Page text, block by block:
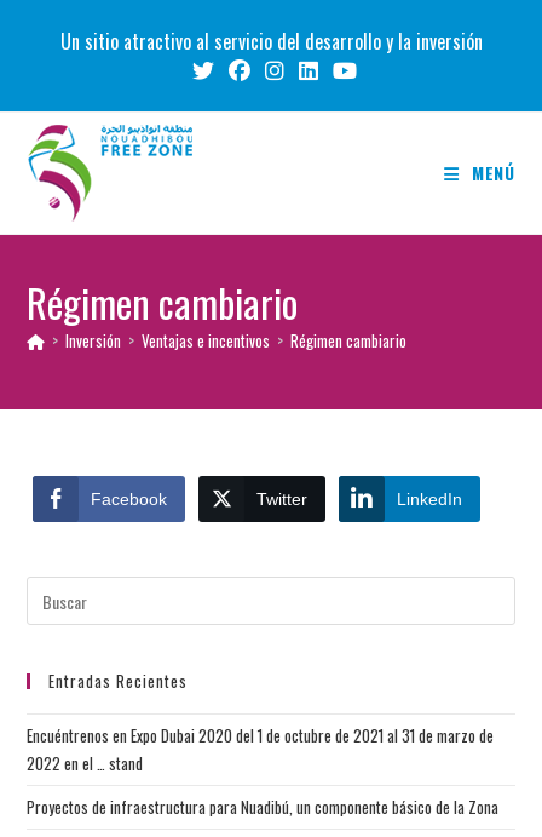
Un sitio atractivo al servicio del desarrollo y la inversión
MENÚ
Régimen cambiario
> Inversión > Ventajas e incentivos > Régimen cambiario
Facebook Twitter LinkedIn
Entradas Recientes
Encuéntrenos en Expo Dubai 2020 del 1 de octubre de 2021 al 31 de marzo de
2022 en el … stand
Proyectos de infraestructura para Nuadibú, un componente básico de la Zona